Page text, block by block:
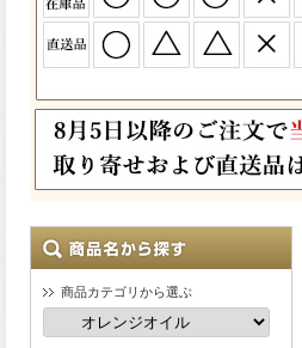
商品カテゴリから選ぶ